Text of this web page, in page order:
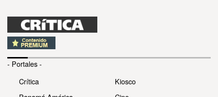
- Portales -
Crítica
Kiosco